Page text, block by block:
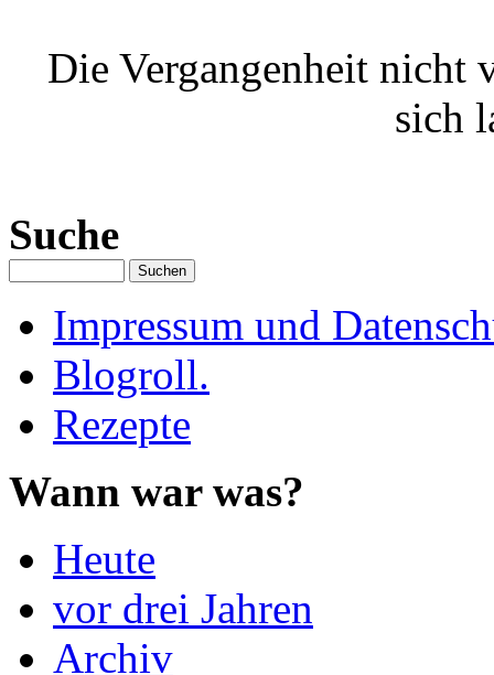
Die Vergangenheit nicht
sich
Suche
Impressum und
Blogroll.
Rezepte
Wann war was?
Heute
vor drei Jahren
Archiv